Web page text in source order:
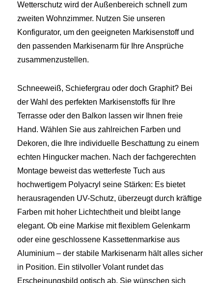
Wetterschutz wird der Außenbereich schnell zum
zweiten Wohnzimmer. Nutzen Sie unseren
Konfigurator, um den geeigneten Markisenstoff und
den passenden Markisenarm für Ihre Ansprüche
zusammenzustellen.
Schneeweiß, Schiefergrau oder doch Graphit? Bei
der Wahl des perfekten Markisenstoffs für Ihre
Terrasse oder den Balkon lassen wir Ihnen freie
Hand. Wählen Sie aus zahlreichen Farben und
Dekoren, die Ihre individuelle Beschattung zu einem
echten Hingucker machen. Nach der fachgerechten
Montage beweist das wetterfeste Tuch aus
hochwertigem Polyacryl seine Stärken: Es bietet
herausragenden UV-Schutz, überzeugt durch kräftige
Farben mit hoher Lichtechtheit und bleibt lange
elegant. Ob eine Markise mit flexiblem Gelenkarm
oder eine geschlossene Kassettenmarkise aus
Aluminium – der stabile Markisenarm hält alles sicher
in Position. Ein stilvoller Volant rundet das
Erscheinungsbild optisch ab. Sie wünschen sich